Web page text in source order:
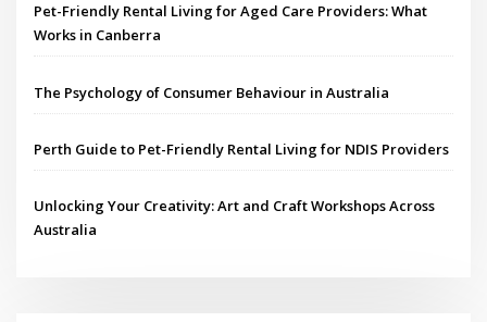
Pet-Friendly Rental Living for Aged Care Providers: What
Works in Canberra
The Psychology of Consumer Behaviour in Australia
Perth Guide to Pet-Friendly Rental Living for NDIS Providers
Unlocking Your Creativity: Art and Craft Workshops Across
Australia